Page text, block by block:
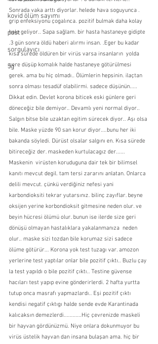
kovid ölüm sayımı
post
sorgulayıcı
5g
Sonrada vaka arttı diyorlar. helede hava soguyunca .
grip enfeksiyonu çogalınca. pozitif bulmak daha kolay
hale geliyor.. Sapa sağlam. bir hasta hastaneye gidipte
.3 gün sonra öldü haberi alırmı insan. .Eger bu kadar
kısa sürede öldüren bir virüs varsa insanların  yolda
yere düşüp komalık halde hastaneye götürülmesi
gerek. ama bu hiç olmadı.. Ölümlerin hepsinin. ilaçtan
sonra olması tesadüf olabilirmi. sadece düşünün.....
Dikkat edin. Devlet korona biticek eski günlere geri
döneceğiz bile demiyor.. Devamlı yeni normal diyor..
Salgın bitse bile uzaktan egitim sürecek diyor.. Aşı olsa
bile. Maske yüzde 90 san korur diyor....bunu her iki
bakanda söyledi. Dürüst olsalar salgını en. Kısa sürede
bitireceğiz der. maskeden kurtulacagız der......
Maskenin  virüsten koruduguna dair tek bir bilimsel
kanıtı mevcut degil. tam tersi zararını anlatan. Onlarca
delili mevcut. çünkü verdiğiniz nefesi yani
karbondioksiti tekrar yutarsınız. bilinç zayıflar. beyne
oksijen yerine korbondioksit gitmesine neden olur. ve
beyin hücresi ölümü olur. bunun ise ilerde size geri
dönüşü olmayan hastalıklara yakalanmanıza  neden
olur.. maske sizi tozdan bile korumaz sizi sadece
ölüme götürür... Korona yok test tuzagı var. amozon
yerlerine test yaptılar onlar bile pozitif çıktı.. Buzlu çay
la test yapıldı o bile pozitif çıktı.. Testine güvense
hacıları test yapıp evine gönderirlerdi. 2 hafta yurtta
tutup onca masrafı yapmazlardı.. Eşi pozitif çıktı
kendisi negatif çıktıgı halde sende evde Karantinada
kalıcaksın demezlerdi............Hiç çevrenizde maskeli
bir hayvan gördünüzmü. Niye onlara dokunmuyor bu
virüs üstelik hayvan dan insana bulaşan ama. hiç bir